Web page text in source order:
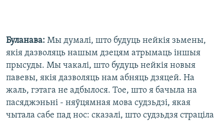
Буланава: Мы думалі, што будуць нейкія зьмены,
якія дазволяць нашым дзецям атрымаць іншыя
прысуды. Мы чакалі, што будуць нейкія новыя
павевы, якія дазволяць нам абняць дзяцей. На
жаль, гэтага не адбылося. Тое, што я бачыла на
пасяджэньні - няўцямная мова судзьдзі, якая
чытала сабе пад нос: сказалі, што судзьдзя страціла